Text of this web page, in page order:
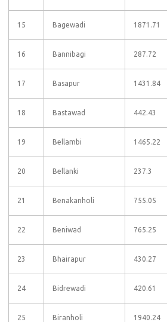
15 Bagewadi 1871.71
16 Bannibagi 287.72
17 Basapur 1431.84
18 Bastawad 442.43
19 Bellambi 1465.22
20 Bellanki 237.3
21 Benakanholi 755.05
22 Beniwad 765.25
23 Bhairapur 430.27
24 Bidrewadi 420.61
25 Biranholi 1940.24